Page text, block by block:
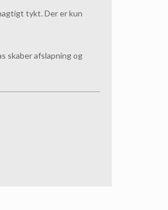
tykt. Der er kun
skaber afslapning og